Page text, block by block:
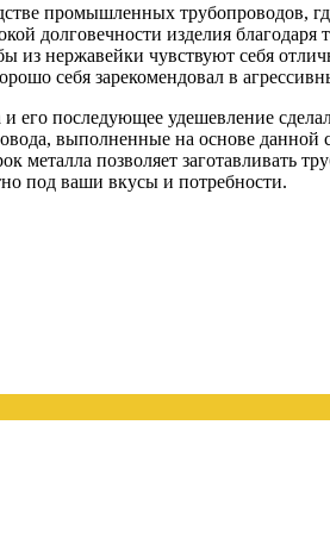
промышленных трубопроводов,
долговечности изделия
нержавейки чувствуют себя
себя зарекомендовал в
его последующее удешевление
выполненные на основе данной
металла позволяет заготавливать
под ваши вкусы и потребности.